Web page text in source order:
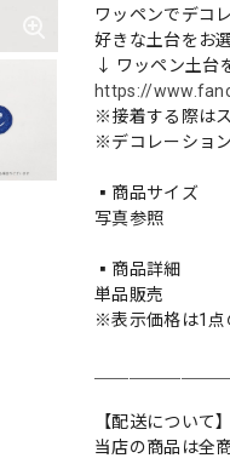
ワッペンでデコ
好きな土台をお
↓ ワッペン土台
https://
※接着する際は
※デコレーショ
▪️商品サイズ
写真参照
▪️商品詳細
単品販売
※表示価格は1点
【配送について】
当店の商品は全